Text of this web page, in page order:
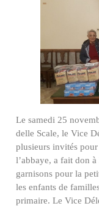
Le samedi 25
delle Scale, le Vice
plusieurs invités
l’abbaye, a fait don
garnisons pour la
les enfants de
primaire. Le Vice